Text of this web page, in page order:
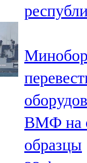
Яңа
Яр
105,5 FM
ВМФ на
образцы